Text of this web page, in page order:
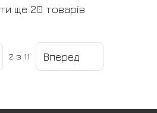
ще 20 товарів
2 з 11 Вперед